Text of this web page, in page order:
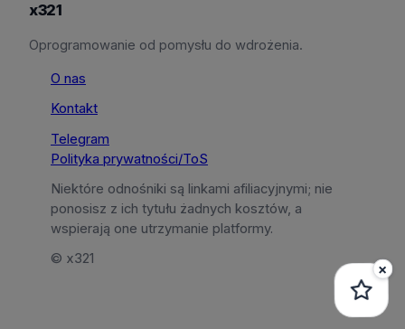
x321
Oprogramowanie od pomysłu do wdrożenia.
O nas
Kontakt
Telegram
Polityka prywatności/ToS
Niektóre odnośniki są linkami afiliacyjnymi; nie
ponosisz z ich tytułu żadnych kosztów, a
wspierają one utrzymanie platformy.
© x321
×